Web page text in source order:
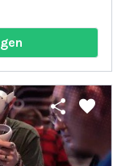
share favorite